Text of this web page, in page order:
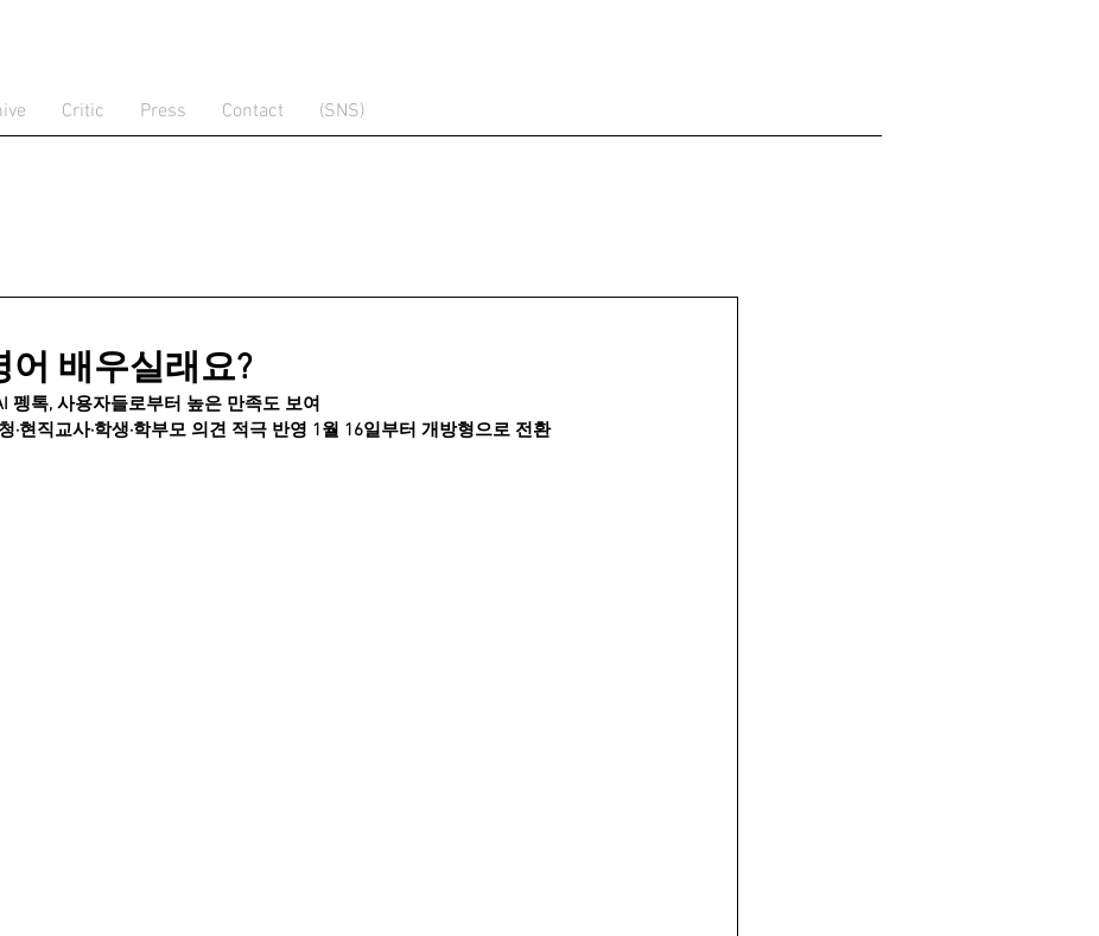
Critic Press Contact (SNS)
어 배우실래요?
펭톡, 사용자들로부터 높은 만족도 보여
·현직교사·학생·학부모 의견 적극 반영 1월 16일부터 개방형으로 전환